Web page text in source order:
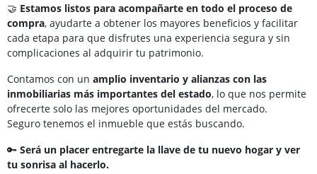
🤝 Estamos listos para acompañarte en todo el proceso de
compra, ayudarte a obtener los mayores beneficios y facilitar
cada etapa para que disfrutes una experiencia segura y sin
complicaciones al adquirir tu patrimonio.
Contamos con un amplio inventario y alianzas con las
inmobiliarias más importantes del estado, lo que nos permite
ofrecerte solo las mejores oportunidades del mercado.
Seguro tenemos el inmueble que estás buscando.
🔑 Será un placer entregarte la llave de tu nuevo hogar y ver
tu sonrisa al hacerlo.